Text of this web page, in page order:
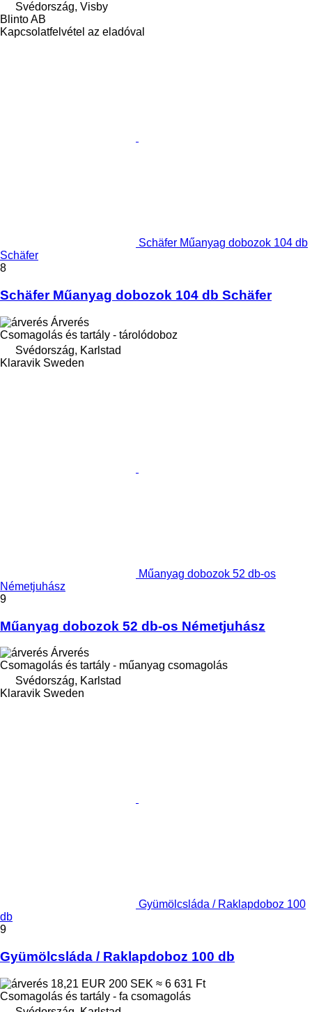
Svédország, Visby
Blinto AB
Kapcsolatfelvétel az eladóval
Schäfer Műanyag dobozok 104 db
Schäfer
8
Schäfer Műanyag dobozok 104 db Schäfer
Árverés
Csomagolás és tartály - tárolódoboz
Svédország, Karlstad
Klaravik Sweden
Műanyag dobozok 52 db-os
Németjuhász
9
Műanyag dobozok 52 db-os Németjuhász
Árverés
Csomagolás és tartály - műanyag csomagolás
Svédország, Karlstad
Klaravik Sweden
Gyümölcsláda / Raklapdoboz 100
db
9
Gyümölcsláda / Raklapdoboz 100 db
18,21 EUR 200 SEK ≈ 6 631 Ft
Csomagolás és tartály - fa csomagolás